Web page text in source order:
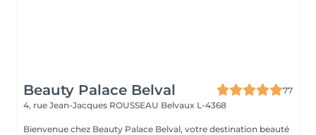
Beauty Palace Belval
77
4, rue Jean-Jacques ROUSSEAU Belvaux L-4368
Bienvenue chez Beauty Palace Belval, votre destination beauté